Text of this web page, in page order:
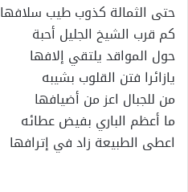
حتى الثمالة كذوب طيب سلافها
كم قرب الشيخ الجليل أحبة
حول المواقد يلتقي إلافها
يازائرا فتن القلوب بشيبه
من للجبال اعز من أضيافها
ما أعظم الباري بفيض عطائه
اعطى الطبيعة زاد في إترافها